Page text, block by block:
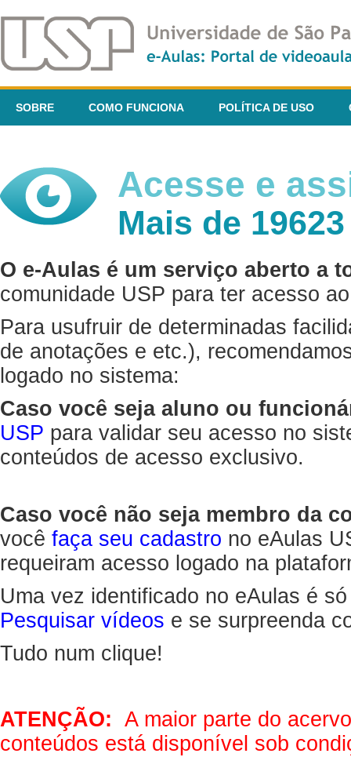
SOBRE COMO FUNCIONA POLÍTICA DE USO
Acesse e
Mais de
O e-Aulas é um serviço aberto a
comunidade USP para ter acesso
Para usufruir de determinadas
de anotações e etc.),
logado no sistema:
Caso você seja aluno ou
USP para validar seu acesso no
conteúdos de acesso exclusivo.
Caso você não seja membro da
você faça seu cadastro no eAulas
requeiram acesso logado na
Uma vez identificado no eAulas é
Pesquisar vídeos e se surpreenda
Tudo num clique!
ATENÇÃO: A maior parte do
conteúdos está disponível sob